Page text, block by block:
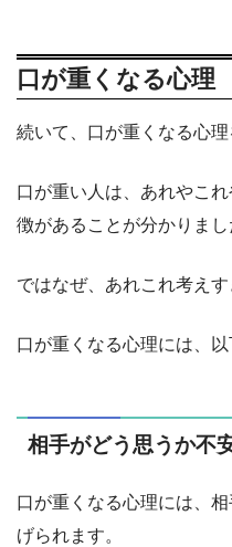
口が重くなる心理
続いて、口が重くなる心理
口が重い人は、あれやこ
徴があることが分かりまし
ではなぜ、あれこれ考え
口が重くなる心理には、
相手がどう思うか不
口が重くなる心理には、
げられます。